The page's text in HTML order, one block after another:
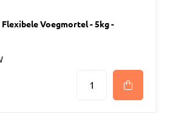
Flexibele Voegmortel - 5kg -